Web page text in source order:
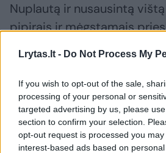
Lrytas.lt - Do Not Process My
If you wish to opt-out of the sale,
processing of your personal or
targeted advertising by us, please
section to confirm your selection.
opt-out request is processed you
interest-based ads based on
Nuplautą ir nusausintą
pipirais ir mėgstamais
Ryžius išvirkite. Svogūnus
apkepkite aliejuje. Berkite į
razinas, viską pagardinkite
kario prieskoniais.